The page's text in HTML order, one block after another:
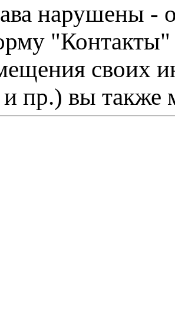
нарушены -
"Контакты"
своих
пр.) вы также